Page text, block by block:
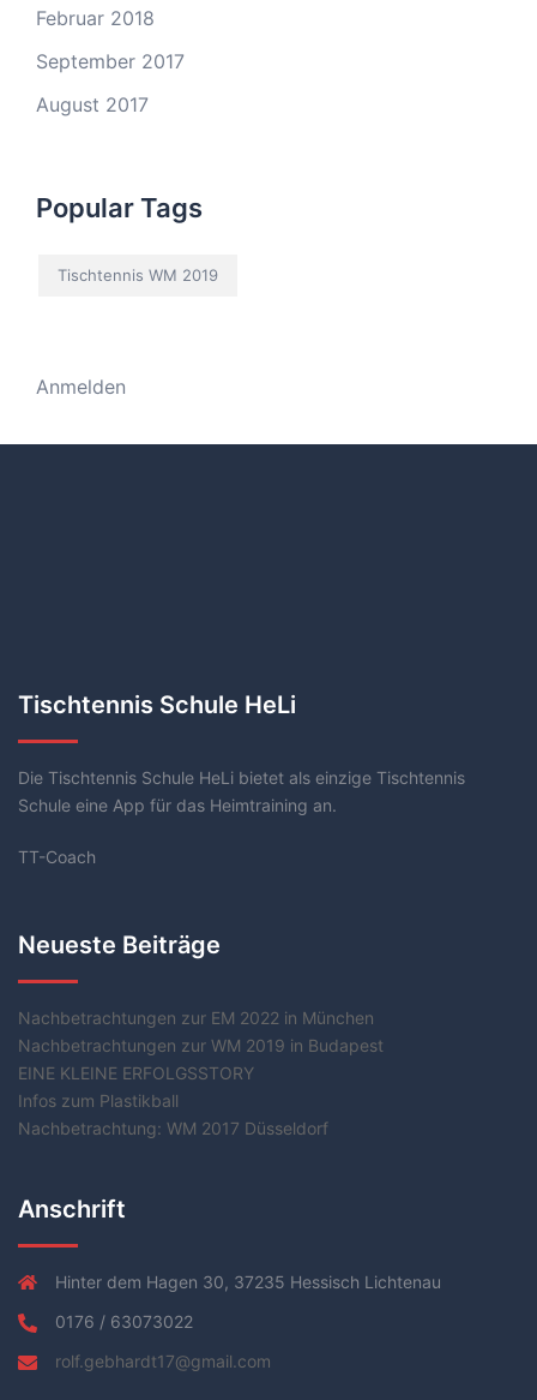
Februar 2018
September 2017
August 2017
Popular Tags
Tischtennis WM 2019
Anmelden
Tischtennis Schule HeLi
Die Tischtennis Schule HeLi bietet als einzige Tischtennis
Schule eine App für das Heimtraining an.
TT-Coach
Neueste Beiträge
Nachbetrachtungen zur EM 2022 in München
Nachbetrachtungen zur WM 2019 in Budapest
EINE KLEINE ERFOLGSSTORY
Infos zum Plastikball
Nachbetrachtung: WM 2017 Düsseldorf
Anschrift
Hinter dem Hagen 30, 37235 Hessisch Lichtenau
0176 / 63073022
rolf.gebhardt17@gmail.com